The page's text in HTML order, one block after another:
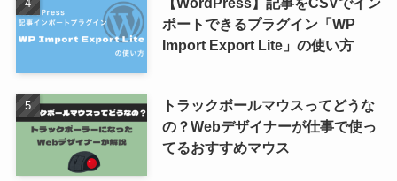
ポートできるプラグイン「WP
Import Export Lite」の使い方
トラックボールマウスってどうな
の？Webデザイナーが仕事で使っ
てるおすすめマウス